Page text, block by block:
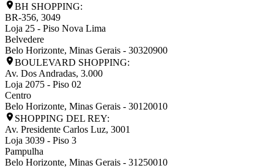
BH SHOPPING:
BR-356, 3049
Loja 25 - Piso Nova Lima
Belvedere
Belo Horizonte, Minas Gerais - 30320900
BOULEVARD SHOPPING:
Av. Dos Andradas, 3.000
Loja 2075 - Piso 02
Centro
Belo Horizonte, Minas Gerais - 30120010
SHOPPING DEL REY:
Av. Presidente Carlos Luz, 3001
Loja 3039 - Piso 3
Pampulha
Belo Horizonte, Minas Gerais - 31250010